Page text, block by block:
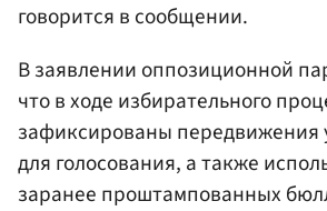
говорится в сообщении.
В заявлении оппозиционной
что в ходе избирательного
зафиксированы передвижения
для голосования, а также
заранее проштампованных